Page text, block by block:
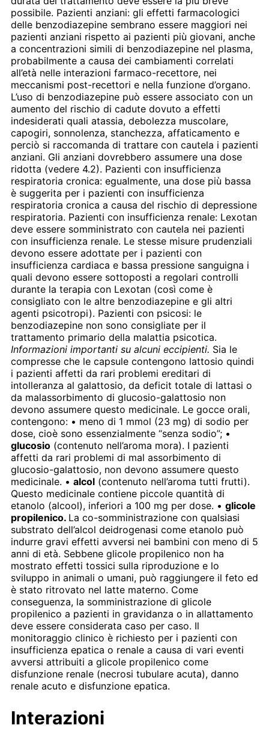
possibile. Pazienti anziani: gli effetti farmacologici
delle benzodiazepine sembrano essere maggiori nei
pazienti anziani rispetto ai pazienti più giovani, anche
a concentrazioni simili di benzodiazepine nel plasma,
probabilmente a causa dei cambiamenti correlati
all’età nelle interazioni farmaco-recettore, nei
meccanismi post-recettori e nella funzione d’organo.
L’uso di benzodiazepine può essere associato con un
aumento del rischio di cadute dovuto a effetti
indesiderati quali atassia, debolezza muscolare,
capogiri, sonnolenza, stanchezza, affaticamento e
perciò si raccomanda di trattare con cautela i pazienti
anziani. Gli anziani dovrebbero assumere una dose
ridotta (vedere 4.2). Pazienti con insufficienza
respiratoria cronica: egualmente, una dose più bassa
è suggerita per i pazienti con insufficienza
respiratoria cronica a causa del rischio di depressione
respiratoria. Pazienti con insufficienza renale: Lexotan
deve essere somministrato con cautela nei pazienti
con insufficienza renale. Le stesse misure prudenziali
devono essere adottate per i pazienti con
insufficienza cardiaca e bassa pressione sanguigna i
quali devono essere sottoposti a regolari controlli
durante la terapia con Lexotan (così come è
consigliato con le altre benzodiazepine e gli altri
agenti psicotropi). Pazienti con psicosi: le
benzodiazepine non sono consigliate per il
trattamento primario della malattia psicotica.
Informazioni importanti su alcuni eccipienti. Sia le
compresse che le capsule contengono lattosio quindi
i pazienti affetti da rari problemi ereditari di
intolleranza al galattosio, da deficit totale di lattasi o
da malassorbimento di glucosio-galattosio non
devono assumere questo medicinale. Le gocce orali,
contengono: • meno di 1 mmol (23 mg) di sodio per
dose, cioè sono essenzialmente “senza sodio”; •
glucosio (contenuto nell’aroma mora). I pazienti
affetti da rari problemi di mal assorbimento di
glucosio-galattosio, non devono assumere questo
medicinale. • alcol (contenuto nell’aroma tutti frutti).
Questo medicinale contiene piccole quantità di
etanolo (alcool), inferiori a 100 mg per dose. • glicole
propilenico. La co-somministrazione con qualsiasi
substrato dell’alcol deidrogenasi come etanolo può
indurre gravi effetti avversi nei bambini con meno di 5
anni di età. Sebbene glicole propilenico non ha
mostrato effetti tossici sulla riproduzione e lo
sviluppo in animali o umani, può raggiungere il feto ed
è stato ritrovato nel latte materno. Come
conseguenza, la somministrazione di glicole
propilenico a pazienti in gravidanza o in allattamento
deve essere considerata caso per caso. Il
monitoraggio clinico è richiesto per i pazienti con
insufficienza epatica o renale a causa di vari eventi
avversi attribuiti a glicole propilenico come
disfunzione renale (necrosi tubulare acuta), danno
renale acuto e disfunzione epatica.
Interazioni